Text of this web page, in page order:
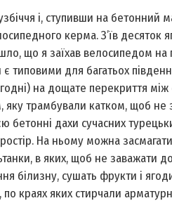
і, ступивши на
керма. З’їв десяток
що я заїхав велосипедом на
є типовими для багатьох
на дощате перекриття
яку трамбували катком, щоб не
бетонні дахи сучасних
На ньому можна
в яких, щоб не заважати
білизну, сушать фрукти і
краях яких стирчали